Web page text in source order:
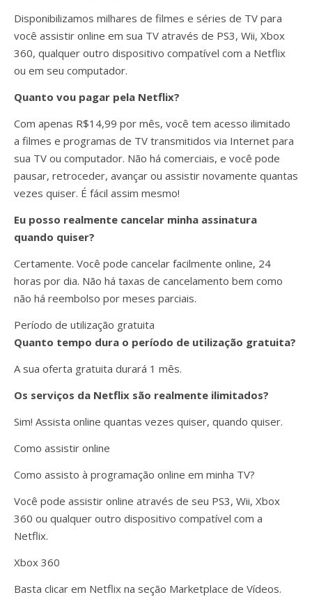
Disponibilizamos milhares de filmes e séries de TV para
você assistir online em sua TV através de PS3, Wii, Xbox
360, qualquer outro dispositivo compatível com a Netflix
ou em seu computador.
Quanto vou pagar pela Netflix?
Com apenas R$14,99 por mês, você tem acesso ilimitado
a filmes e programas de TV transmitidos via Internet para
sua TV ou computador. Não há comerciais, e você pode
pausar, retroceder, avançar ou assistir novamente quantas
vezes quiser. É fácil assim mesmo!
Eu posso realmente cancelar minha assinatura
quando quiser?
Certamente. Você pode cancelar facilmente online, 24
horas por dia. Não há taxas de cancelamento bem como
não há reembolso por meses parciais.
Período de utilização gratuita
Quanto tempo dura o período de utilização gratuita?
A sua oferta gratuita durará 1 mês.
Os serviços da Netflix são realmente ilimitados?
Sim! Assista online quantas vezes quiser, quando quiser.
Como assistir online
Como assisto à programação online em minha TV?
Você pode assistir online através de seu PS3, Wii, Xbox
360 ou qualquer outro dispositivo compatível com a
Netflix.
Xbox 360
Basta clicar em Netflix na seção Marketplace de Vídeos.